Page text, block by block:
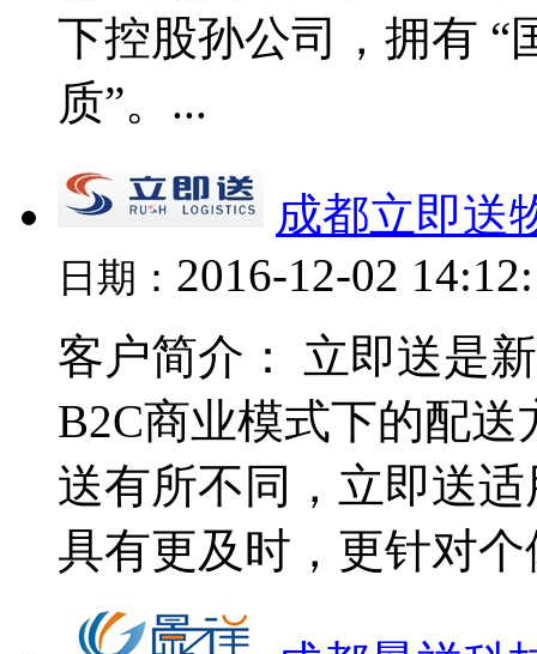
下控股孙公司，拥有 “
质”。...
成都立即送
日期： 2016-12-02
客户简介： 立即送是
B2C商业模式下的配
送有所不同，立即送
具有更及时，更针对